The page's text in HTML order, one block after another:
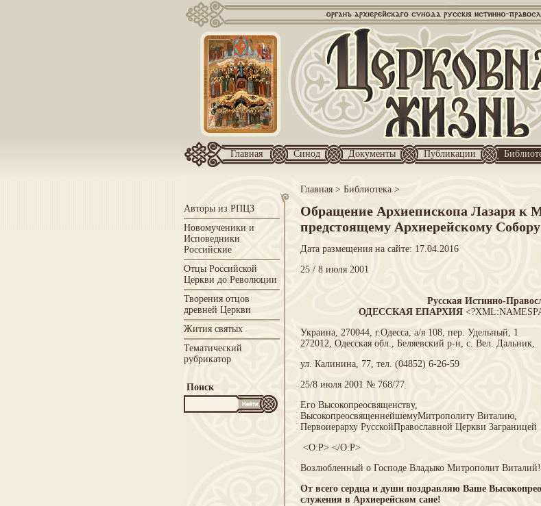
Главная Синод Документы Публикации
Главная> Библиотека >
Авторы из РПЦЗ
Новомученики и
Исповедники
Российские
Отцы Российской
Церкви до Революции
Творения отцов
древней Церкви
Жития святых
Тематический
рубрикатор
Поиск
Обращение Архиепископа Лазаря к
предстоящему Архиерейскому
Дата размещения на сайте: 17.04.2016
25 / 8 июля 2001
Русская Истинно-
ОДЕССКАЯ ЕПАРХИЯ
Украина, 270044, г.Одесса, а/я 108, пер. Удельный, 1
272012, Одесская обл., Беляевский р-н, с. Вел. Дальник,
ул. Калинина, 77, тел. (04852) 6-26-59
25/8 июля 2001 № 768/77
Его Высокопреосвященству,
ВысокопреосвященнейшемуМитрополиту Виталию,
Первоиерарху РусскойПравославной Церкви Заграницей
<O:P> </O:P>
Возлюбленный о Господе Владыко Митрополит Виталий!
От всего сердца и души поздравляю Ваше
служения в Архиерейском сане!